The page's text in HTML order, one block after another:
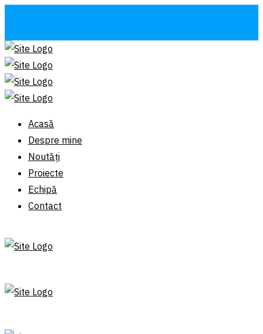
Acasă
Despre mine
Noutăți
Proiecte
Echipă
Contact